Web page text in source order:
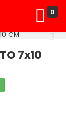
0
7x10